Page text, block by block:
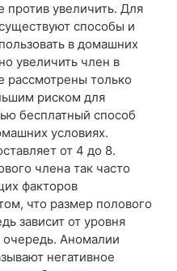
против увеличить. Для
способы и
в домашних
увеличить член в
рассмотрены только
риском для
бесплатный способ
условиях.
от 4 до 8.
члена так часто
факторов
что размер полового
зависит от уровня
Аномалии
негативное